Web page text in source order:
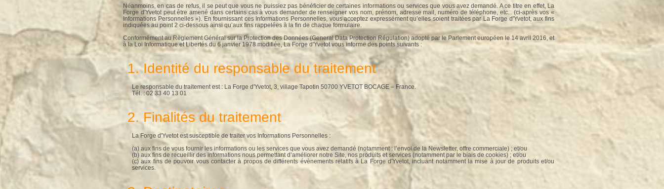
Néanmoins, en cas de refus, il se peut que vous ne puissiez pas bénéficier de certaines informations ou services que vous avez demandé. A ce titre en effet, La
Forge d'Yvetot peut être amené dans certains cas à vous demander de renseigner vos nom, prénom, adresse mail, numéro de téléphone, etc... (ci-après vos «
Informations Personnelles »). En fournissant ces Informations Personnelles, vous acceptez expressément qu’elles soient traitées par La Forge d'Yvetot, aux fins
indiquées au point 2 ci-dessous ainsi qu’aux fins rappelées à la fin de chaque formulaire.
Conformément au Règlement Général sur la Protection des Données (General Data Protection Régulation) adopté par le Parlement européen le 14 avril 2016, et
à la Loi Informatique et Libertés du 6 janvier 1978 modifiée, La Forge d'Yvetot vous informe des points suivants :
1. Identité du responsable du traitement
Le responsable du traitement est : La Forge d'Yvetot, 3, village Tapotin 50700 YVETOT BOCAGE – France.
Tél. : 02 33 40 13 01
2. Finalités du traitement
La Forge d'Yvetot est susceptible de traiter vos Informations Personnelles :
(a) aux fins de vous fournir les informations ou les services que vous avez demandé (notamment : l’envoi de la Newsletter, offre commerciale) ; et/ou
(b) aux fins de recueillir des informations nous permettant d’améliorer notre Site, nos produits et services (notamment par le biais de cookies) ; et/ou
(c) aux fins de pouvoir vous contacter à propos de différents évènements relatifs à La Forge d'Yvetot, incluant notamment la mise à jour de produits et/ou
services.